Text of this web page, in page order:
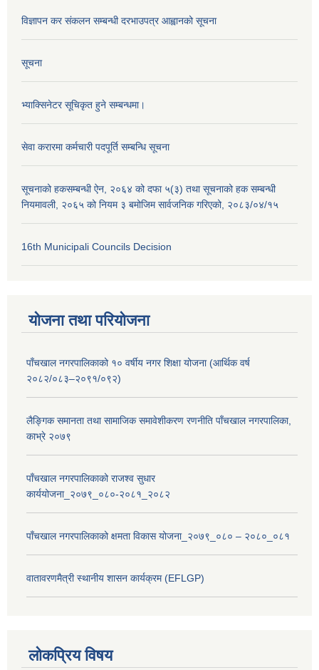
विज्ञापन कर संकलन सम्बन्धी दरभाउपत्र आह्वानको सूचना
सूचना
भ्याक्सिनेटर सूचिकृत हुने सम्बन्धमा।
सेवा करारमा कर्मचारी पदपूर्ति सम्बन्धि सूचना
सूचनाको हकसम्बन्धी ऐन, २०६४ को दफा ५(३) तथा सूचनाको हक सम्बन्धी
नियमावली, २०६५ को नियम ३ बमोजिम सार्वजनिक गरिएको, २०८३/०४/१५
16th Municipali Councils Decision
योजना तथा परियोजना
पाँचखाल नगरपालिकाको १० वर्षीय नगर शिक्षा योजना (आर्थिक वर्ष
२०८२/०८३–२०९१/०९२)
लैङ्गिक समानता तथा सामाजिक समावेशीकरण रणनीति पाँचखाल नगरपालिका,
काभ्रे २०७९
पाँचखाल नगरपालिकाको राजश्व सुधार
कार्ययोजना_२०७९_०८०-२०८१_२०८२
पाँचखाल नगरपालिकाको क्षमता विकास योजना_२०७९_०८० – २०८०_०८१
वातावरणमैत्री स्थानीय शासन कार्यक्रम (EFLGP)
लोकप्रिय विषय